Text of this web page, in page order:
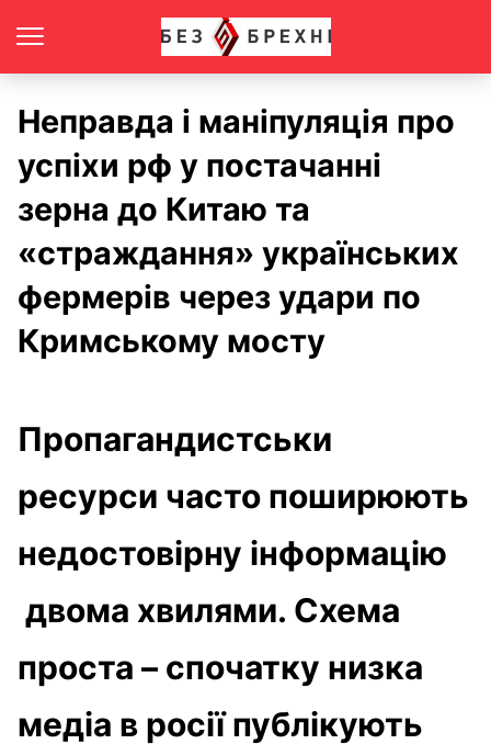
Неправда і маніпуляція про
успіхи рф у постачанні
зерна до Китаю та
«страждання» українських
фермерів через удари по
Кримському мосту
Пропагандистськи
ресурси часто поширюють
недостовірну інформацію
двома хвилями. Схема
проста – спочатку низка
медіа в росії публікують